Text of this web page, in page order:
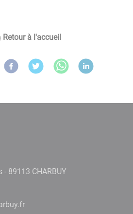
Retour à l'accueil
- 89113 CHARBUY